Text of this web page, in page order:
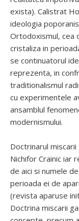
exista). Calistrat
ideologia
Ortodoxismul, cea
cristaliza in
se continuatorul
reprezenta, in
traditionalismul
cu experimentele
ansamblul
modernismului.
Doctrinarul
Nichifor Crainic iar
de aici si numele
perioada ei de
(revista aparuse
Doctrina miscarii